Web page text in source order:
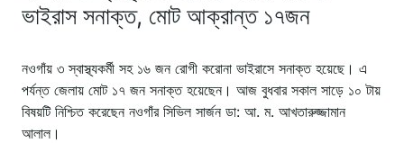
ভাইরাস সনাক্ত, মোট আক্রান্ত ১৭জন
নওগাঁয় ৩ স্বাস্থ্যকর্মী সহ ১৬ জন রোগী করোনা ভাইরাসে সনাক্ত হয়েছে। এ
পর্যন্ত জেলায় মোট ১৭ জন সনাক্ত হয়েছেন। আজ বুধবার সকাল সাড়ে ১০ টায়
বিষয়টি নিশ্চিত করেছেন নওগাঁর সিভিল সার্জন ডা: আ. ম. আখতারুজ্জামান
আলাল।